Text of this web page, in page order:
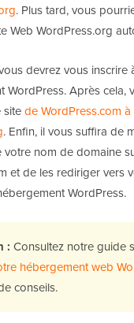
. Plus tard, vous
Web WordPress.org
devrez vous inscrire
WordPress. Après cela,
sitede WordPress.com à
. Enfin, il vous suffira de
votre nom de domaine
et de les rediriger vers
WordPress.
: Consultez notre guide
hébergement web
conseils.